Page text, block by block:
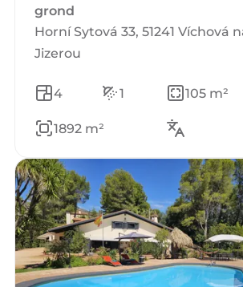
grond
Horní Sytová 33, 51241 Víchová
Jizerou
4 1 105 m²
1892 m²